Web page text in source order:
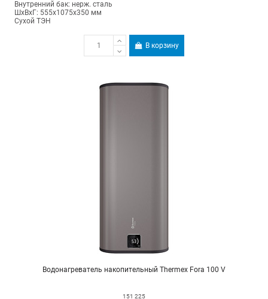
Внутренний бак: нерж. сталь
ШхВхГ: 555х1075х350 мм
Сухой ТЭН
В корзину
Водонагреватель накопительный Thermex Fora 100 V
151 225